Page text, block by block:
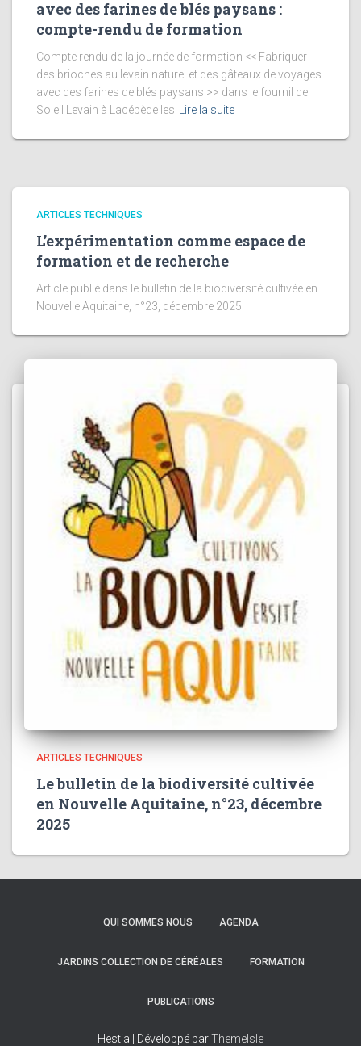
avec des farines de blés paysans :
compte-rendu de formation
Compte rendu de la journée de formation << Fabriquer
des brioches au levain naturel et des gâteaux de voyages
avec des farines de blés paysans >> dans le fournil de
Soleil Levain à Lacépède les Lire la suite
ARTICLES TECHNIQUES
L’expérimentation comme espace de
formation et de recherche
Article publié dans le bulletin de la biodiversité cultivée en
Nouvelle Aquitaine, n°23, décembre 2025
ARTICLES TECHNIQUES
Le bulletin de la biodiversité cultivée
en Nouvelle Aquitaine, n°23, décembre
2025
QUI SOMMES NOUS AGENDA
JARDINS COLLECTION DE CÉRÉALES FORMATION
PUBLICATIONS
Hestia | Développé parThemeIsle